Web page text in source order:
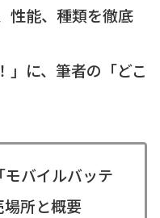
性能、種類を徹底
」に、筆者の「どこ
モバイルバッテ
場所と概要